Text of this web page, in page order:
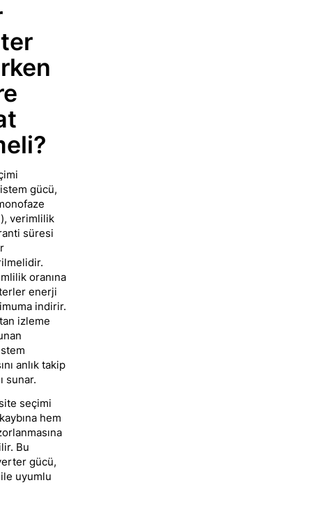
gücü,
verimlilik
süresi
oranına
enerji
indirir.
izleme
anlık takip
sunar.
seçimi
hem
Bu
gücü,
uyumlu